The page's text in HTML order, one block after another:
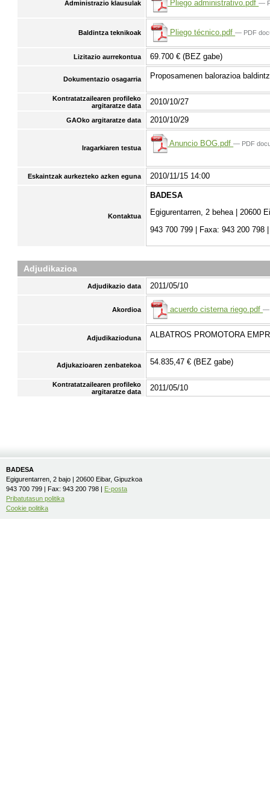
Administrazio klausulak Pliego administrativo.pdf—
Baldintza teknikoak Pliego técnico.pdf— PDF
Lizitazio aurrekontua 69.700 € (BEZ gabe)
Dokumentazio osagarria Proposamenen balorazioa
Kontratatzailearen profileko
argitaratze data
2010/10/27
GAOko argitaratze data 2010/10/29
Iragarkiaren testua
Anuncio BOG.pdf— PDF
Eskaintzak aurkezteko azken eguna 2010/11/15 14:00
Kontaktua
BADESA
Egigurentarren, 2 behea | 20600
943 700 799 | Faxa: 943 200 798
Adjudikazioa
Adjudikazio data 2011/05/10
Akordioa acuerdo cisterna riego.pdf—
Adjudikazioduna ALBATROS PROMOTORA
Adjukazioaren zenbatekoa 54.835,47 € (BEZ gabe)
Kontratatzailearen profileko
argitaratze data
2011/05/10
BADESA
Egigurentarren, 2 bajo | 20600 Eibar, Gipuzkoa
943 700 799 | Fax: 943 200 798 | E-posta
Pribatutasun politika
Cookie politika